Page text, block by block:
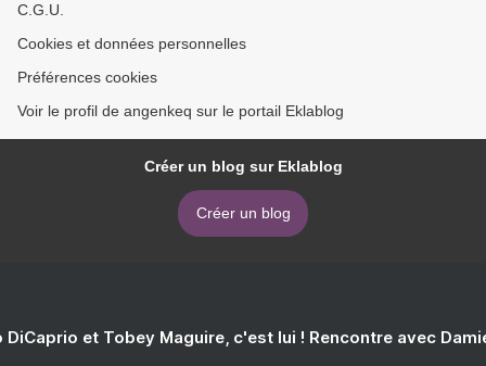
C.G.U.
Cookies et données personnelles
Préférences cookies
Voir le profil de angenkeq sur le portail Eklablog
Créer un blog sur Eklablog
Créer un blog
DiCaprio et Tobey Maguire, c'est lui ! Rencontre avec